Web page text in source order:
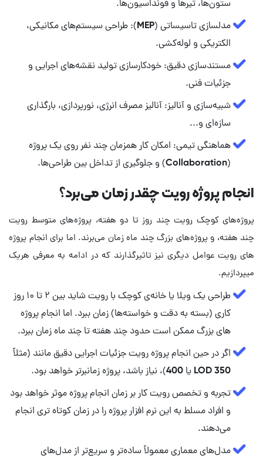
ستون‌ها، تیرها و فونداسیون‌ها.
مدلسازی تاسیساتی (MEP): طراحی سیستم‌های مکانیکی،
الکتریکی و لوله‌کشی.
مستندسازی دقیق: خودکارسازی تولید نقشه‌های اجرایی و
جزئیات فنی.
شبیه‌سازی و آنالیز: آنالیز مصرف انرژی، نورپردازی، بارگذاری
سازه‌ای و...
هماهنگی تیمی: امکان کار همزمان چند نفر روی یک پروژه
(Collaboration) و جلوگیری از تداخل بین طراحی‌ها.
انجام پروژه رویت چقدر زمان می‌برد؟
پروژه‌های کوچک رویت چند روز تا دو هفته، پروژه‌های متوسط رویت
چند هفته، و پروژه‌های بزرگ چند ماه زمان می‌برند. اما برای انجام پروژه
های رویت عوامل دیگری نیز تاثیرگذارند که در ادامه به معرفی هریک
میپردازیم.
طراحی یک ویلا یا خانه‌ی کوچک با رویت شاید بین ۲ تا ۱۰ روز
کاری (بسته به دقت و خواسته‌ها) زمان ببرد. اما انجام پروژه
های بزرگ ممکن است حدود چند هفته تا چند ماه زمان ببرد.
اگر در حین انجام پروژه رویت جزئیات اجرایی دقیق مانند (مثلاً
LOD 350 یا 400)، نیاز باشد، پروژه زمانبرتر خواهد بود.
تجربه و تخصص رویت کار بر زمان انجام پروژه موثر خواهد بود
و افراد مسلط به این نرم افزار پروژه را در زمان کوتاه تری انجام
می‌دهند.
مدل‌های معماری معمولاً ساده‌تر و سریع‌تر از مدل‌های